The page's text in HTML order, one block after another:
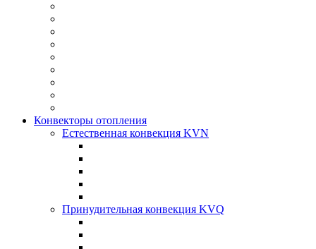
Конвекторы отопления
Естественная конвекция KVN
Принудительная конвекция KVQ